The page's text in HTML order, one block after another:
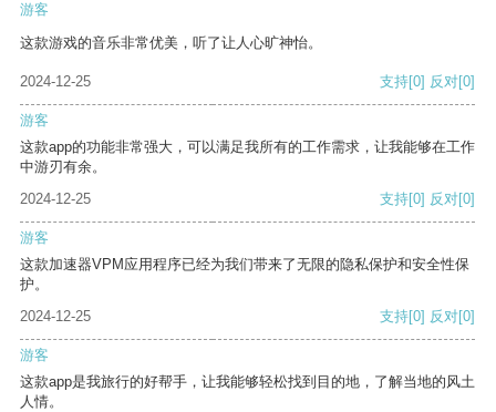
游客
这款游戏的音乐非常优美，听了让人心旷神怡。
2024-12-25 支持[0] 反对[0]
游客
这款app的功能非常强大，可以满足我所有的工作需求，让我能够在工作
中游刃有余。
2024-12-25
支持[0] 反对[0]
游客
这款加速器VPM应用程序已经为我们带来了无限的隐私保护和安全性保
护。
2024-12-25
支持[0] 反对[0]
游客
这款app是我旅行的好帮手，让我能够轻松找到目的地，了解当地的风土
人情。